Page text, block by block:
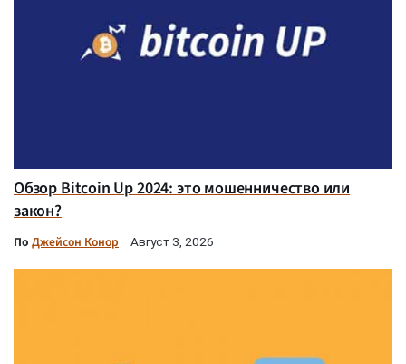
Обзор Bitcoin Up 2024: это мошенничество или
закон?
По Джейсон Конор Август 3, 2026